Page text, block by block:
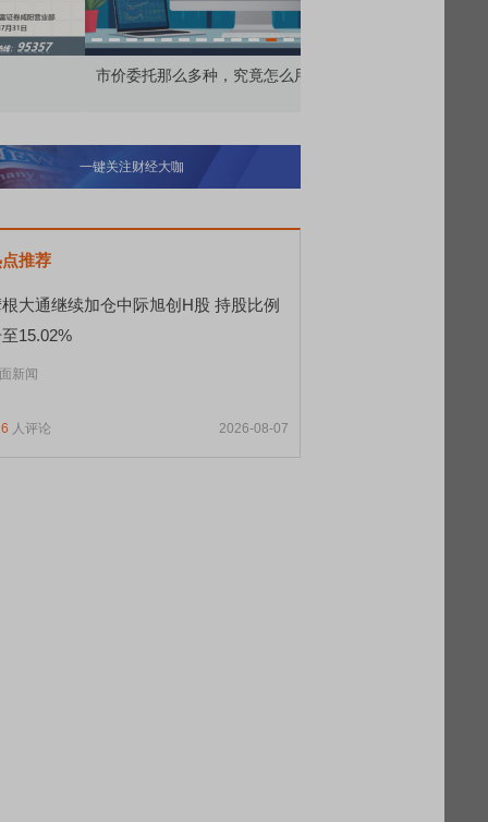
委托那么多种，究竟怎么用？
一键关注财经大咖
推荐
大通继续加仓中际旭创H股 持股比例
15.02%
新闻
人评论 2026-08-07